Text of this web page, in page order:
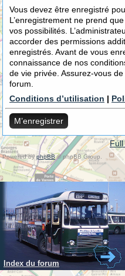
Vous devez être enregistré
L’enregistrement ne prend
vos possibilités.
accorder des permissions
enregistrés. Avant de vous
connaissance de nos
de vie privée. Assurez-vous
forum.
Conditions d’utilisation |
M’enregistrer
Full
Powered byphpBB© phpBB Group.
Index du forum